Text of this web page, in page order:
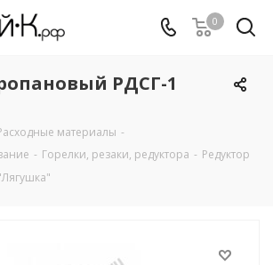
0
РДСГ-1
материалы -
- Горелки, резаки, редуктора - Редуктор